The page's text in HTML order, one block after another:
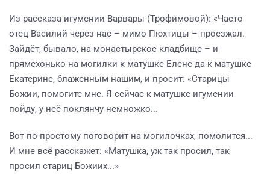
Из рассказа игумении Варвары (Трофимовой): «Часто
отец Василий через нас – мимо Пюхтицы – проезжал.
Зайдёт, бывало, на монастырское кладбище – и
прямехонько на могилки к матушке Елене да к матушке
Екатерине, блаженным нашим, и просит: «Старицы
Божии, помогите мне. Я сейчас к матушке игумении
пойду, у неё поклянчу немножко...
Вот по-простому поговорит на могилочках, помолится...
И мне всё расскажет: «Матушка, уж так просил, так
просил стариц Божиих...»